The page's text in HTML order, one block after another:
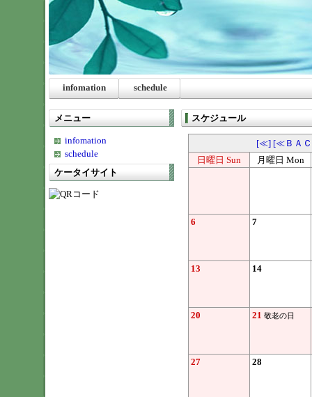
infomation schedule
メニュー
infomation
schedule
ケータイサイト
スケジュール
[≪] [≪ＢＡ
日曜日 Sun
月曜日 Mon
6 7
13 14
20 21 敬老の日
27 28